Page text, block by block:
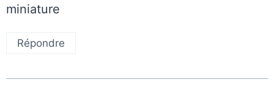
miniature
Répondre